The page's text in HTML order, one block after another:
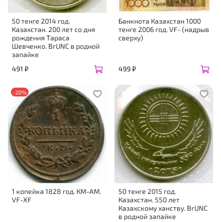
50 тенге 2014 год.
Казахстан. 200 лет со дня
рождения Тараса
Шевченко. BrUNC в родной
запайке
491 ₽
Банкнота Казахстан 1000
тенге 2006 год. VF- (надрыв
сверху)
499 ₽
-20%
1 копейка 1828 год. КМ-АМ.
VF-XF
50 тенге 2015 год.
Казахстан. 550 лет
Казахскому ханству. BrUNC
в родной запайке